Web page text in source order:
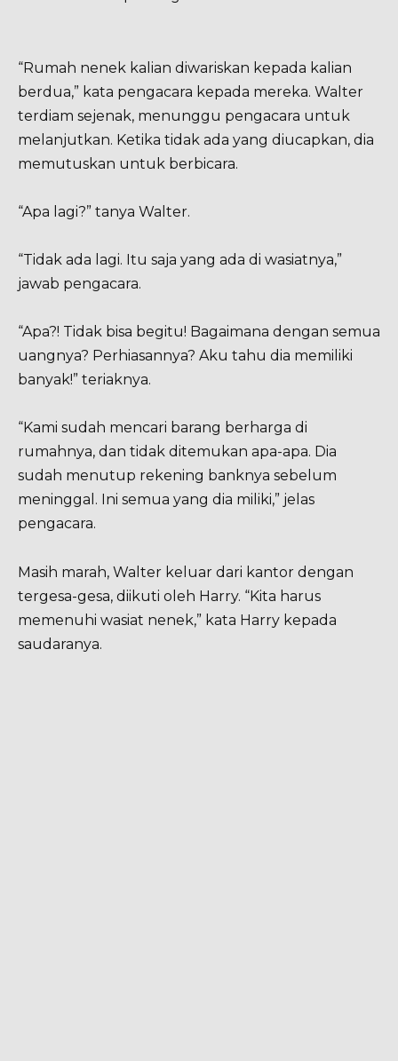
“Rumah nenek kalian diwariskan kepada kalian
berdua,” kata pengacara kepada mereka. Walter
terdiam sejenak, menunggu pengacara untuk
melanjutkan. Ketika tidak ada yang diucapkan, dia
memutuskan untuk berbicara.
“Apa lagi?” tanya Walter.
“Tidak ada lagi. Itu saja yang ada di wasiatnya,”
jawab pengacara.
“Apa?! Tidak bisa begitu! Bagaimana dengan semua
uangnya? Perhiasannya? Aku tahu dia memiliki
banyak!” teriaknya.
“Kami sudah mencari barang berharga di
rumahnya, dan tidak ditemukan apa-apa. Dia
sudah menutup rekening banknya sebelum
meninggal. Ini semua yang dia miliki,” jelas
pengacara.
Masih marah, Walter keluar dari kantor dengan
tergesa-gesa, diikuti oleh Harry. “Kita harus
memenuhi wasiat nenek,” kata Harry kepada
saudaranya.